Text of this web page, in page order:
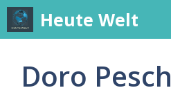
Skip
content
Heute Welt
Doro Pesch